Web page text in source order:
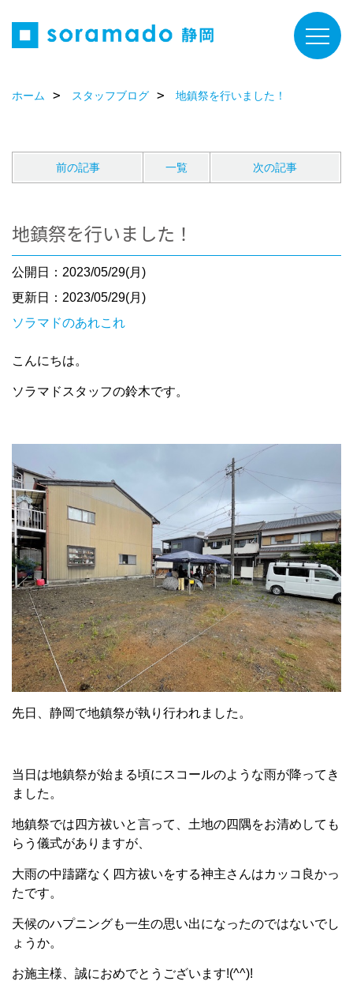
ホーム スタッフブログ 地鎮祭を行いました！
前の記事 一覧 次の記事
地鎮祭を行いました！
公開日：2023/05/29(月)
更新日：2023/05/29(月)
ソラマドのあれこれ
こんにちは。
ソラマドスタッフの鈴木です。
先日、静岡で地鎮祭が執り行われました。
当日は地鎮祭が始まる頃にスコールのような雨が降ってき
ました。
地鎮祭では四方祓いと言って、土地の四隅をお清めしても
らう儀式がありますが、
大雨の中躊躇なく四方祓いをする神主さんはカッコ良かっ
たです。
天候のハプニングも一生の思い出になったのではないでし
ょうか。
お施主様、誠におめでとうございます!(^^)!